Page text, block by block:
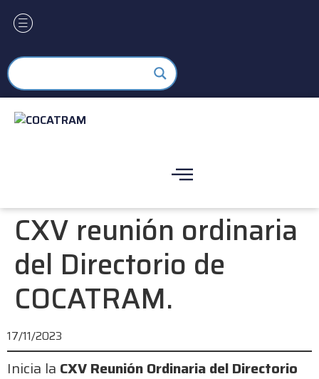
CXV reunión ordinaria
del Directorio de
COCATRAM.
17/11/2023
Inicia la CXV Reunión Ordinaria del Directorio